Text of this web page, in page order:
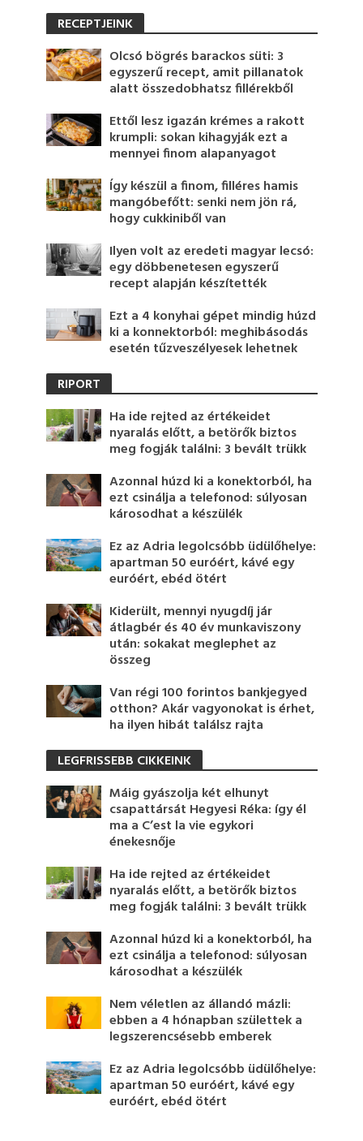
RECEPTJEINK
Olcsó bögrés barackos süti: 3
egyszerű recept, amit pillanatok
alatt összedobhatsz fillérekből
Ettől lesz igazán krémes a rakott
krumpli: sokan kihagyják ezt a
mennyei finom alapanyagot
Így készül a finom, filléres hamis
mangóbefőtt: senki nem jön rá,
hogy cukkiniből van
Ilyen volt az eredeti magyar lecsó:
egy döbbenetesen egyszerű
recept alapján készítették
Ezt a 4 konyhai gépet mindig húzd
ki a konnektorból: meghibásodás
esetén tűzveszélyesek lehetnek
RIPORT
Ha ide rejted az értékeidet
nyaralás előtt, a betörők biztos
meg fogják találni: 3 bevált trükk
Azonnal húzd ki a konektorból, ha
ezt csinálja a telefonod: súlyosan
károsodhat a készülék
Ez az Adria legolcsóbb üdülőhelye:
apartman 50 euróért, kávé egy
euróért, ebéd ötért
Kiderült, mennyi nyugdíj jár
átlagbér és 40 év munkaviszony
után: sokakat meglephet az
összeg
Van régi 100 forintos bankjegyed
otthon? Akár vagyonokat is érhet,
ha ilyen hibát találsz rajta
LEGFRISSEBB CIKKEINK
Máig gyászolja két elhunyt
csapattársát Hegyesi Réka: így él
ma a C’est la vie egykori
énekesnője
Ha ide rejted az értékeidet
nyaralás előtt, a betörők biztos
meg fogják találni: 3 bevált trükk
Azonnal húzd ki a konektorból, ha
ezt csinálja a telefonod: súlyosan
károsodhat a készülék
Nem véletlen az állandó mázli:
ebben a 4 hónapban születtek a
legszerencsésebb emberek
Ez az Adria legolcsóbb üdülőhelye:
apartman 50 euróért, kávé egy
euróért, ebéd ötért